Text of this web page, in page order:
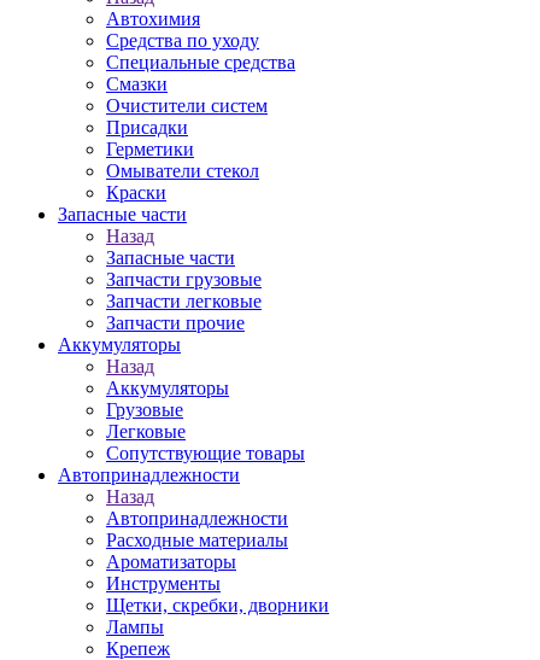
Автохимия
Средства по уходу
Специальные средства
Смазки
Очистители систем
Присадки
Герметики
Омыватели стекол
Краски
Запасные части
Назад
Запасные части
Запчасти грузовые
Запчасти легковые
Запчасти прочие
Аккумуляторы
Назад
Аккумуляторы
Грузовые
Легковые
Сопутствующие товары
Автопринадлежности
Назад
Автопринадлежности
Расходные материалы
Ароматизаторы
Инструменты
Щетки, скребки, дворники
Лампы
Крепеж